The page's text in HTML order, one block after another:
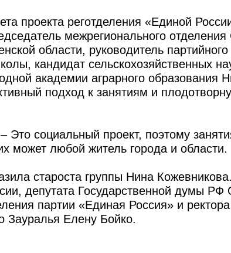
проекта реготделения «Единой
межрегионального
области, руководитель партийного
кандидат сельскохозяйственных
академии аграрного образования
подход к занятиям и
Это социальный проект, поэтому
может любой житель города и области.
староста группы Нина
депутата Государственной думы РФ
партии «Единая Россия» и ректора
Зауралья Елену Бойко.